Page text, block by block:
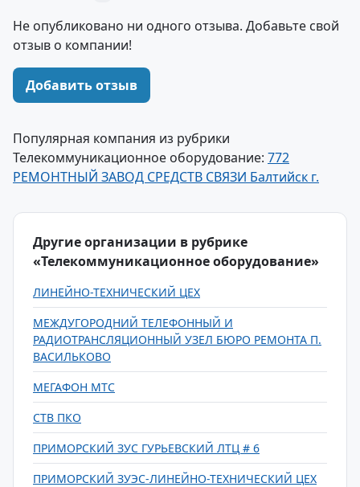
Не опубликовано ни одного отзыва. Добавьте свой
отзыв о компании!
Добавить отзыв
Популярная компания из рубрики
Телекоммуникационное оборудование: 772
РЕМОНТНЫЙ ЗАВОД СРЕДСТВ СВЯЗИ Балтийск г.
Другие организации в рубрике
«Телекоммуникационное оборудование»
ЛИНЕЙНО-ТЕХНИЧЕСКИЙ ЦЕХ
МЕЖДУГОРОДНИЙ ТЕЛЕФОННЫЙ И
РАДИОТРАНСЛЯЦИОННЫЙ УЗЕЛ БЮРО РЕМОНТА П.
ВАСИЛЬКОВО
МЕГАФОН МТС
СТВ ПКО
ПРИМОРСКИЙ ЗУС ГУРЬЕВСКИЙ ЛТЦ # 6
ПРИМОРСКИЙ ЗУЭС-ЛИНЕЙНО-ТЕХНИЧЕСКИЙ ЦЕХ